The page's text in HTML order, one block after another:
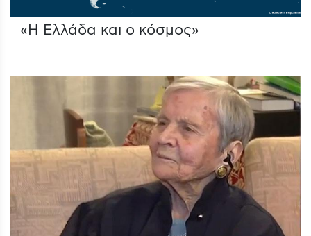
«Η Ελλάδα και ο κόσμος»